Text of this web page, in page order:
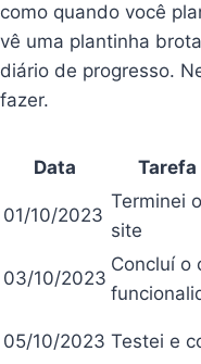
como quando você
vê uma plantinha
diário de progresso.
fazer.
Data Tarefa
01/10/2023
Terminei
site
03/10/2023
Concluí o
05/10/2023 Testei e